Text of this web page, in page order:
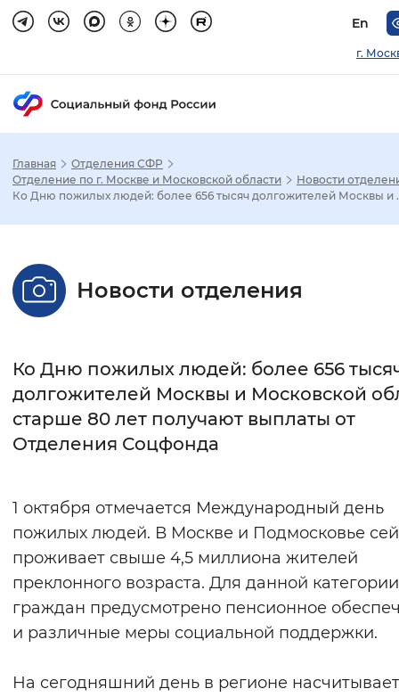
En
г.
Настройка режима отображения
Стандартный Увеличенный
Без засечек С засечками
Интервал между буквами
Цвет сайта
Инверсивный
Синий фон
Изображения
Главная
Отделения СФР
Отделение по г. Москве и Московской области
Новости
Ко Дню пожилых людей: более 656 тысяч долгожителей Москвы и
Новости отделения
Ко Дню пожилых людей: более 656
долгожителей Москвы и Московской
старше 80 лет получают выплаты от
Отделения Соцфонда
1 октября отмечается Международный день
пожилых людей. В Москве и Подмосковье
проживает свыше 4,5 миллиона жителей
преклонного возраста. Для данной категории
граждан предусмотрено пенсионное
и различные меры социальной поддержки.
На сегодняшний день в регионе